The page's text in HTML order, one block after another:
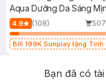
Aqua Dưỡng Da Sáng
4.9 (108)
Bill 199K Sunplay tặng Tinh
Bạn đã có